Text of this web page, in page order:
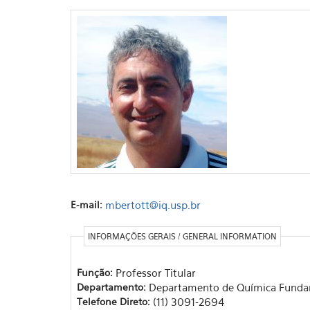
E-mail: mbertott@iq.usp.br
INFORMAÇÕES GERAIS / GENERAL INFORMATION
Função: Professor Titular
Departamento: Departamento de Química
Telefone Direto: (11) 3091-2694